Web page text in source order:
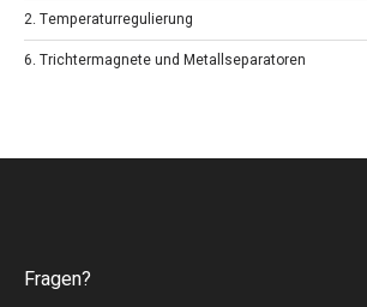
2. Temperaturregulierung
6. Trichtermagnete und Metallseparatoren
Fragen?